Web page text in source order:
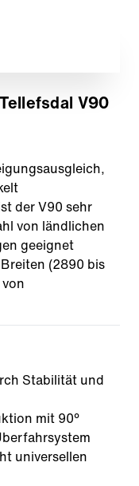
Tellefsdal V90
der V90 sehr
von ländlichen
geeignet
(2890 bis
Stabilität und
mit 90°
universellen